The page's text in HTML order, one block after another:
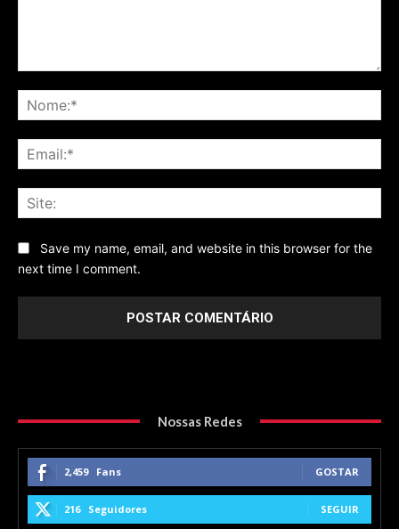
Save my name, email, and website in this browser for the
next time I comment.
Nossas Redes
2,459 Fans GOSTAR
216 Seguidores SEGUIR